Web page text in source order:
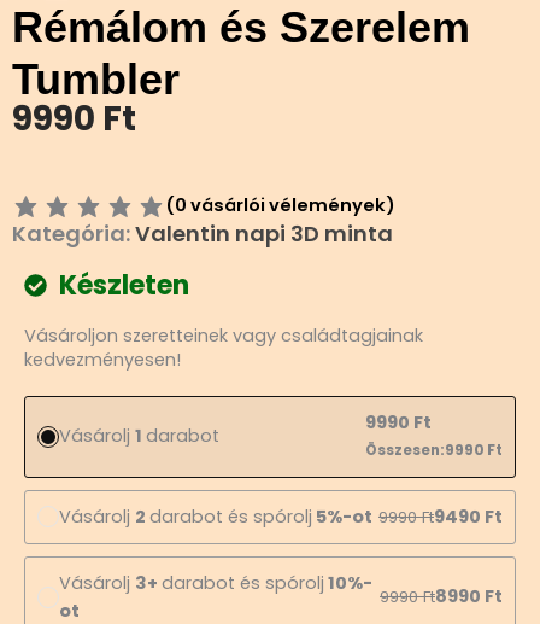
Rémálom és Szerelem
Tumbler
9990 Ft
(0 vásárlói vélemények)
Kategória:Valentin napi 3D minta
Készleten
Vásároljon szeretteinek vagy családtagjainak
kedvezményesen!
Vásárolj 1 darabot
9990 Ft
Összesen:9990 Ft
Vásárolj 2 darabot és spórolj 5%-ot 9990Ft9490 Ft
Vásárolj 3+ darabot és spórolj 10%-
ot
9990Ft8990 Ft
és
Szerelem
Tumbler
mennyiség